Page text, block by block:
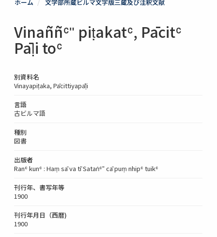
ホーム 文学部所蔵ビルマ文字版三蔵及び注釈文献
Vinaññʿʺ piṭakatʿ, Pācitʿ
Pāḷi toʿ
別資料名
Vinayapiṭaka, Pācittiyapāḷi
言語
古ビルマ語
種別
図書
出版者
Ranʿ kunʿ : Haṃ sā va tī Sataṅʿʺ cā puṃ nhipʿ tuikʿ
刊行年、書写年等
1900
刊行年月日（西暦)
1900